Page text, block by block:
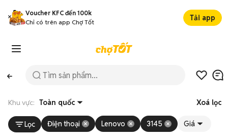
Voucher KFC đến 100k
Chỉ có trên app Chợ Tốt
Tải app
Khu vực: Toàn quốc Xoá lọc
Lọc Điện thoại Lenovo 3145 Giá